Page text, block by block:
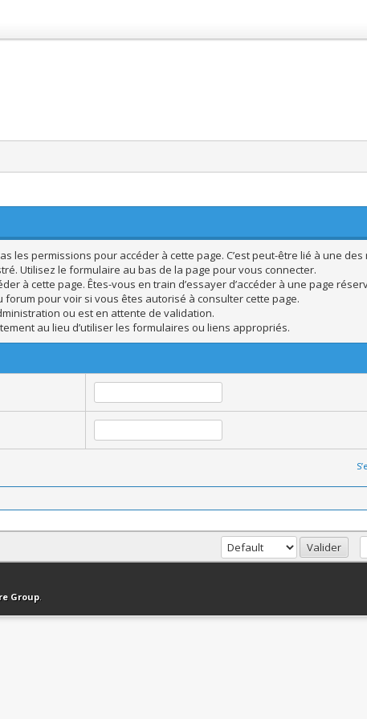
les permissions pour accéder à cette page. C’est peut-être lié à une
Utilisez le formulaire au bas de la page pour vous connecter.
à cette page. Êtes-vous en train d’essayer d’accéder à une page
forum pour voir si vous êtes autorisé à consulter cette page.
ou est en attente de validation.
au lieu d’utiliser les formulaires ou liens appropriés.
Version bas-débit (Archivé) Syndication RSS
Group.